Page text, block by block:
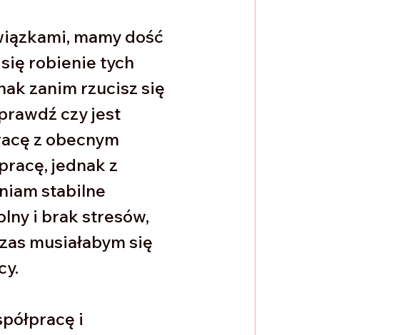
mamy dość
robienie tych
zanim rzucisz się
czy jest
z obecnym
jednak z
stabilne
i brak stresów,
musiałabym się
i